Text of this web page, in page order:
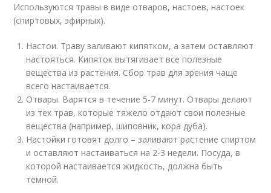
Используются травы в виде отваров, настоев, настоек
(спиртовых, эфирных).
Настои. Траву заливают кипятком, а затем оставляют
настояться. Кипяток вытягивает все полезные
вещества из растения. Сбор трав для зрения чаще
всего настаивается.
Отвары. Варятся в течение 5-7 минут. Отвары делают
из тех трав, которые тяжело отдают свои полезные
вещества (например, шиповник, кора дуба).
Настойки готовят долго – заливают растение спиртом
и оставляют настаиваться на 2-3 недели. Посуда, в
которой настаивается жидкость, должна быть
темной.